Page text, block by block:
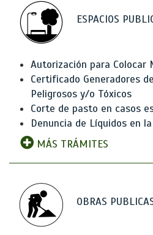
ESPACIOS
Autorización para Colocar
Certificado Generadores
Peligrosos y/o Tóxicos
Corte de pasto en casos
Denuncia de Líquidos en
MÁS TRÁMITES
OBRAS